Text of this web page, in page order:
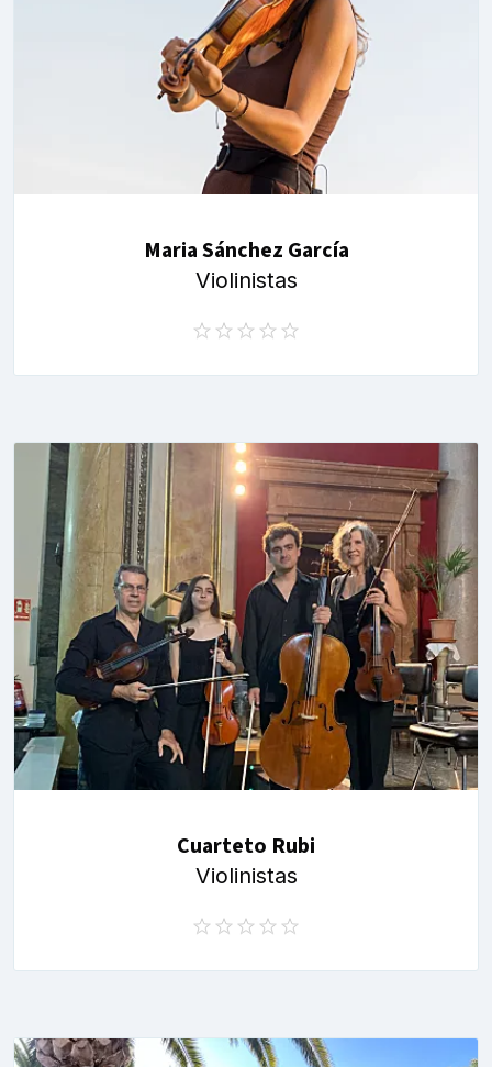
Maria Sánchez García
Violinistas
Cuarteto Rubi
Violinistas